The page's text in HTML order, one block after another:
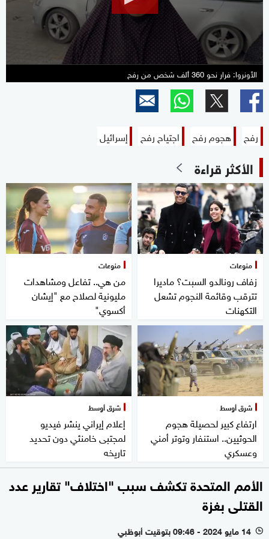
seconds
الأونروا: فرار نحو 360 ألف شخص من رفح
رفح هجوم رفح اجتياح رفح إسرائيل
الأكثر قراءة
منوعات
زفاف رونالدو السبت؟ ماديرا
تترقب وقائمة النجوم تشعل
التكهنات
منوعات
من هي.. تفاعل ومشاهدات
مليونية لصلاح مع "إيشان
أكسوي"
شرق أوسط
ارتفاع كبير لحصيلة هجوم
الحوثيين.. استنفار وتوتر أمني
وعسكري
شرق أوسط
إعلام إيراني ينشر فيديو
لمجتبى خامنئي دون تحديد
تاريخه
الأمم المتحدة تكشف سبب "اختلاف" تقارير عدد
القتلى بغزة
l 14 مايو 2024 - 09:46 بتوقيت أبوظبي